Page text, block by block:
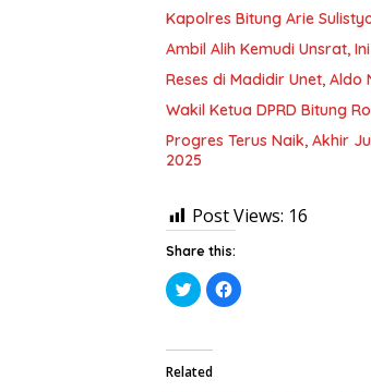
Kapolres Bitung Arie
Ambil Alih Kemudi Unsrat,
Reses di Madidir Unet,
Wakil Ketua DPRD Bitung
Progres Terus Naik, Akhir
2025
Post Views: 16
Share this:
K
l
n
t
u
K
l
Related